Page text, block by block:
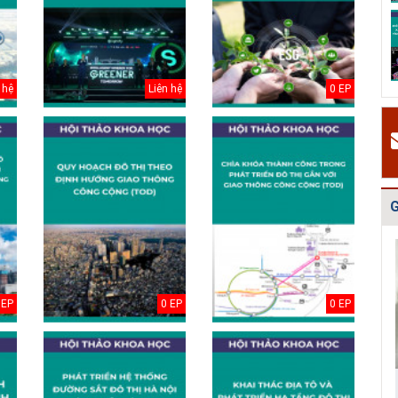
Liên hệ 0 EP
0 EP 0 EP
#
Quy hoạch quản
lý chất thải rắn
tỉnh Hải Dươn...
Quy hoạch xây
dựng vùng
huyện Gia Lộc
Quy hoạch tổng
thể phát triển
mạng lưới cấp
n...